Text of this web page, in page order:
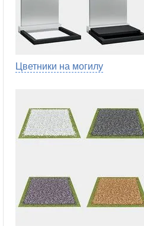
Цветники на могилу